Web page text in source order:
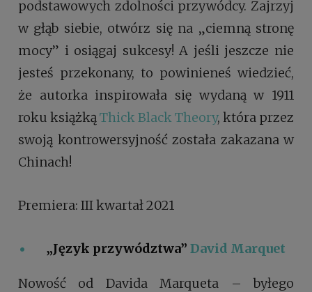
podstawowych zdolności przywódcy. Zajrzyj
w głąb siebie, otwórz się na „ciemną stronę
mocy” i osiągaj sukcesy! A jeśli jeszcze nie
jesteś przekonany, to powinieneś wiedzieć,
że autorka inspirowała się wydaną w 1911
roku książkąThick Black Theory, która przez
swoją kontrowersyjność została zakazana w
Chinach!
Premiera: III kwartał 2021
„Język przywództwa” David Marquet
Nowość od Davida Marqueta – byłego